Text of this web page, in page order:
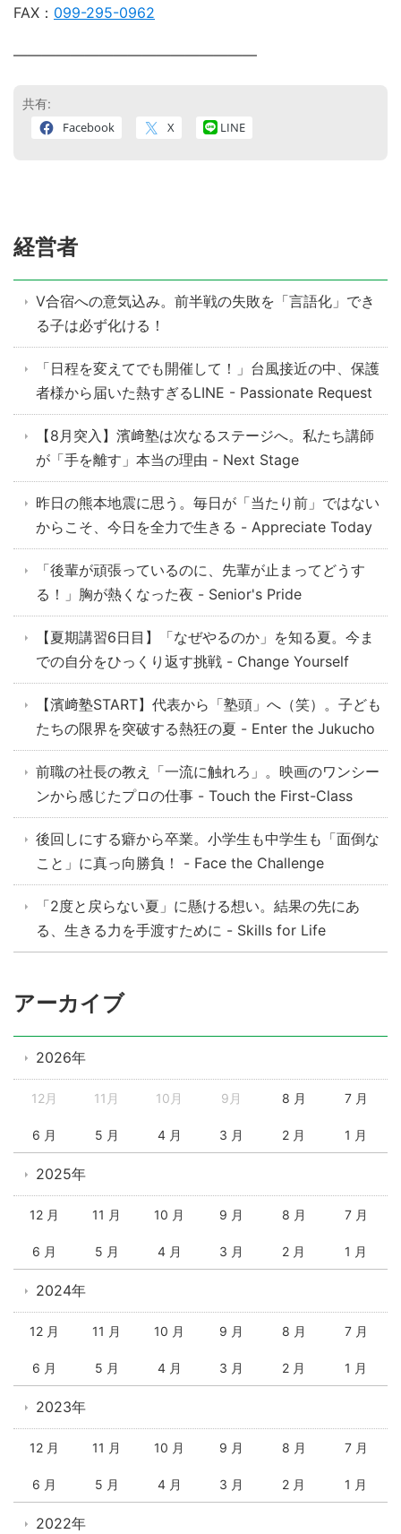
FAX： 099-295-0962
―――――――――――――――――
共有:
Facebook X LINE
経営者
V合宿への意気込み。前半戦の失敗を「言語化」でき
る子は必ず化ける！
「日程を変えてでも開催して！」台風接近の中、保護
者様から届いた熱すぎるLINE - Passionate Request
【8月突入】濱﨑塾は次なるステージへ。私たち講師
が「手を離す」本当の理由 - Next Stage
昨日の熊本地震に思う。毎日が「当たり前」ではない
からこそ、今日を全力で生きる - Appreciate Today
「後輩が頑張っているのに、先輩が止まってどうす
る！」胸が熱くなった夜 - Senior's Pride
【夏期講習6日目】「なぜやるのか」を知る夏。今ま
での自分をひっくり返す挑戦 - Change Yourself
【濱﨑塾START】代表から「塾頭」へ（笑）。子ども
たちの限界を突破する熱狂の夏 - Enter the Jukucho
前職の社長の教え「一流に触れろ」。映画のワンシー
ンから感じたプロの仕事 - Touch the First-Class
後回しにする癖から卒業。小学生も中学生も「面倒な
こと」に真っ向勝負！ - Face the Challenge
「2度と戻らない夏」に懸ける想い。結果の先にあ
る、生きる力を手渡すために - Skills for Life
アーカイブ
2026年
12月 11月 10月 9月 8 月 7 月
6 月 5 月 4 月 3 月 2 月 1 月
2025年
12 月 11 月 10 月 9 月 8 月 7 月
6 月 5 月 4 月 3 月 2 月 1 月
2024年
12 月 11 月 10 月 9 月 8 月 7 月
6 月 5 月 4 月 3 月 2 月 1 月
2023年
12 月 11 月 10 月 9 月 8 月 7 月
6 月 5 月 4 月 3 月 2 月 1 月
2022年